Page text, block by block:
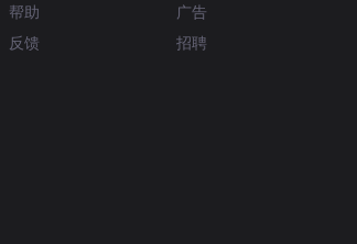
帮助
反馈
广告
招聘